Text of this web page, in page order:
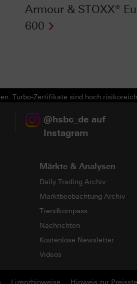
Armour & STOXX®
600
Turbo-Zertifikate sind hoch
@hsbc_de auf
Instagram
Märkte & Analysen
Daily Trading Archiv
Marktbeobachtung Archiv
Trendkompass
Nachrichten
Kostenlose Newsletter
Videos
Lizenzhinweise Hinweis zur